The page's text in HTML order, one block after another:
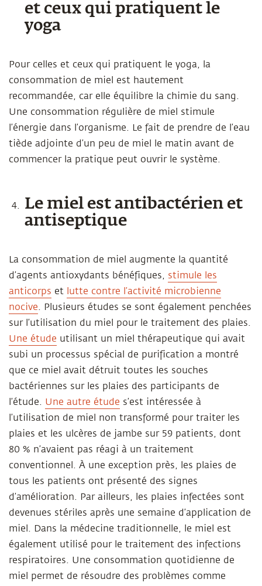
et ceux qui pratiquent le
yoga
Pour celles et ceux qui pratiquent le yoga, la
consommation de miel est hautement
recommandée, car elle équilibre la chimie du sang.
Une consommation régulière de miel stimule
l’énergie dans l’organisme. Le fait de prendre de l’eau
tiède adjointe d’un peu de miel le matin avant de
commencer la pratique peut ouvrir le système.
Le miel est antibactérien et
antiseptique
La consommation de miel augmente la quantité
d’agents antioxydants bénéfiques, stimule les
anticorps et lutte contre l’activité microbienne
nocive. Plusieurs études se sont également penchées
sur l’utilisation du miel pour le traitement des plaies.
Une étude utilisant un miel thérapeutique qui avait
subi un processus spécial de purification a montré
que ce miel avait détruit toutes les souches
bactériennes sur les plaies des participants de
l’étude. Une autre étude s’est intéressée à
l’utilisation de miel non transformé pour traiter les
plaies et les ulcères de jambe sur 59 patients, dont
80 % n’avaient pas réagi à un traitement
conventionnel. À une exception près, les plaies de
tous les patients ont présenté des signes
d’amélioration. Par ailleurs, les plaies infectées sont
devenues stériles après une semaine d’application de
miel. Dans la médecine traditionnelle, le miel est
également utilisé pour le traitement des infections
respiratoires. Une consommation quotidienne de
miel permet de résoudre des problèmes comme